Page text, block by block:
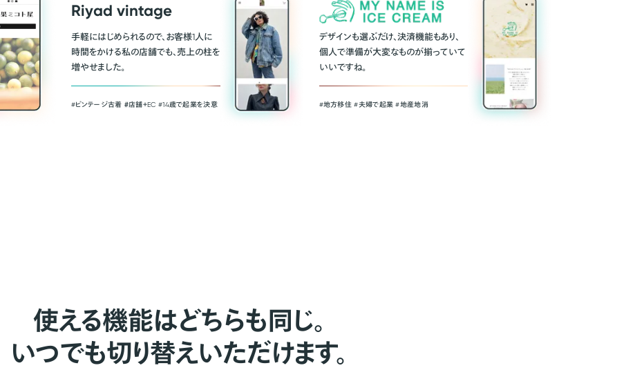
Riyad vintage
手軽にはじめられるので、お客様1人に
時間をかける私の店舗でも、売上の柱を
増やせました。
#ビンテージ古着 ＃店舗＋EC #14歳で起業を決意
デザインも選ぶだけ、決済機能もあり、
個人で準備が大変なものが揃っていて
いいですね。
#地方移住 #夫婦で起業 #地産地消
使える機能はどちらも同じ。
いつでも切り替えいただけます。